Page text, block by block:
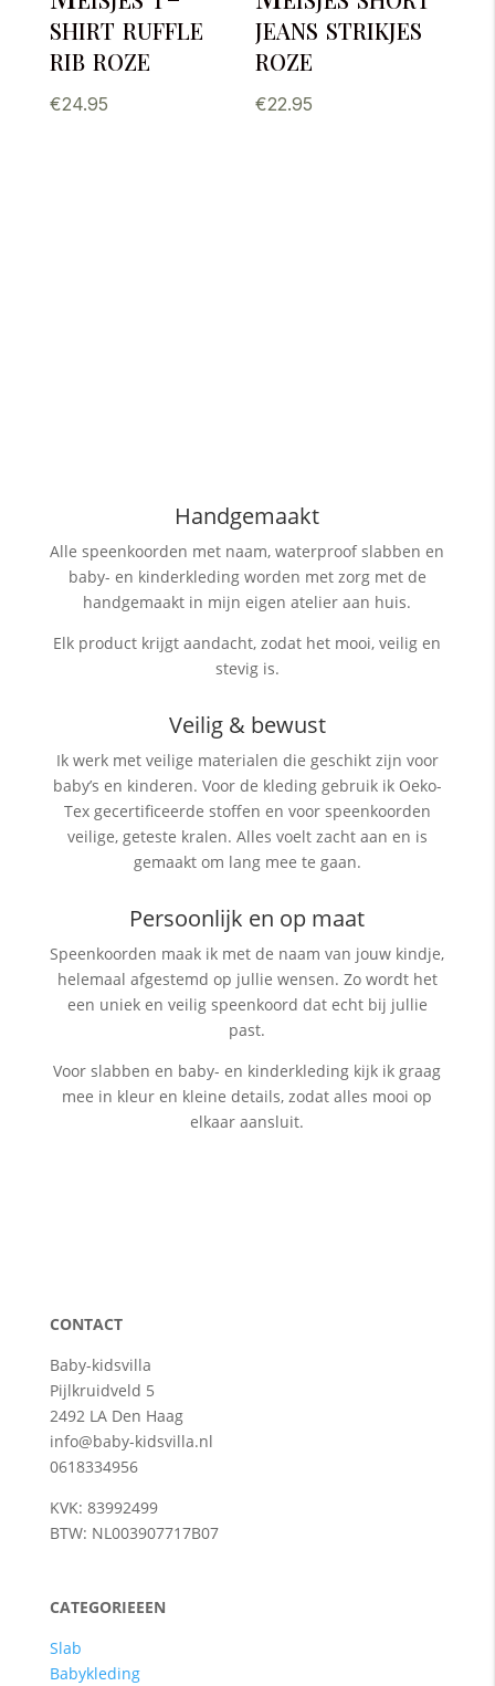
shirt ruffle
rib roze
€24.95
jeans strikjes
roze
€22.95
Handgemaakt
Alle speenkoorden met naam, waterproof slabbenen
baby- en kinderkleding worden met zorg met de
handgemaakt in mijn eigen atelier aan huis.
Elk product krijgt aandacht, zodat het mooi, veilig en
stevig is.
Veilig & bewust
Ik werk met veilige materialen die geschikt zijn voor
baby’s en kinderen. Voor de kleding gebruik ik Oeko-
Tex gecertificeerde stoffen en voor speenkoorden
veilige, geteste kralen. Alles voelt zacht aan en is
gemaakt om lang mee te gaan.
Persoonlijk en op maat
Speenkoorden maak ik met de naam van jouw kindje,
helemaal afgestemd op jullie wensen. Zo wordt het
een uniek en veilig speenkoord dat echt bij jullie
past.
Voor slabben en baby- en kinderkleding kijk ik graag
mee in kleur en kleine details, zodat alles mooi op
elkaar aansluit.
CONTACT
Baby-kidsvilla
Pijlkruidveld 5
2492 LA Den Haag
info@baby-kidsvilla.nl
0618334956
KVK: 83992499
BTW: NL003907717B07
CATEGORIEEEN
Slab
Babykleding